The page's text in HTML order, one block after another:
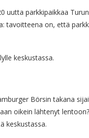
uutta parkkipaikkaa
tavoitteena on, että
keskustassa.
Börsin takana
oikein lähtenyt
keskustassa.